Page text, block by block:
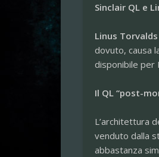
Sinclair QL e
Linus Torvalds
dovuto, causa
disponibile per
Il QL “post-
L’architettura
venduto dalla
abbastanza